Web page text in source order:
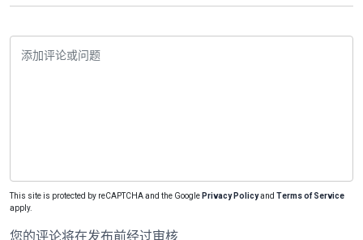
This site is protected by reCAPTCHA and the Google Privacy Policyand Terms of Service
apply.
您的评论将在发布前经过审核